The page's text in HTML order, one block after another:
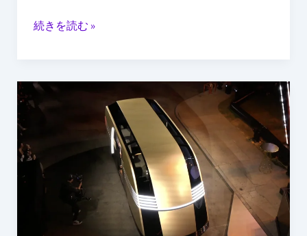
続きを読む »
「Starship」
と
「Robovan」：
標
の